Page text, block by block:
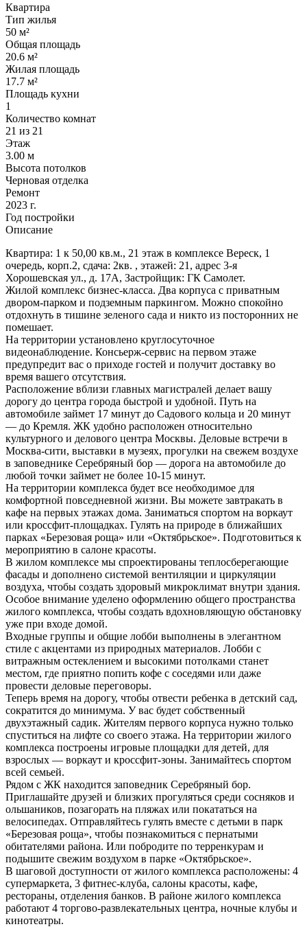
Квартира
Тип жилья
50 м²
Общая площадь
20.6 м²
Жилая площадь
17.7 м²
Площадь кухни
1
Количество комнат
21 из 21
Этаж
3.00 м
Высота потолков
Черновая отделка
Ремонт
2023 г.
Год постройки
Описание
Квартира: 1 к 50,00 кв.м., 21 этаж в комплексе Вереск, 1
очередь, корп.2, сдача: 2кв. , этажей: 21, адрес 3-я
Хорошевская ул., д. 17А, Застройщик: ГК Самолет.
Жилой комплекс бизнес-класса. Два корпуса с приватным
двором-парком и подземным паркингом. Можно спокойно
отдохнуть в тишине зеленого сада и никто из посторонних не
помешает.
На территории установлено круглосуточное
видеонаблюдение. Консьерж-сервис на первом этаже
предупредит вас о приходе гостей и получит доставку во
время вашего отсутствия.
Расположение вблизи главных магистралей делает вашу
дорогу до центра города быстрой и удобной. Путь на
автомобиле займет 17 минут до Садового кольца и 20 минут
— до Кремля. ЖК удобно расположен относительно
культурного и делового центра Москвы. Деловые встречи в
Москва-сити, выставки в музеях, прогулки на свежем воздухе
в заповеднике Серебряный бор — дорога на автомобиле до
любой точки займет не более 10-15 минут.
На территории комплекса будет все необходимое для
комфортной повседневной жизни. Вы можете завтракать в
кафе на первых этажах дома. Заниматься спортом на воркаут
или кроссфит-площадках. Гулять на природе в ближайших
парках «Березовая роща» или «Октябрьское». Подготовиться к
мероприятию в салоне красоты.
В жилом комплексе мы спроектированы теплосберегающие
фасады и дополнено системой вентиляции и циркуляции
воздуха, чтобы создать здоровый микроклимат внутри здания.
Особое внимание уделено оформлению общего пространства
жилого комплекса, чтобы создать вдохновляющую обстановку
уже при входе домой.
Входные группы и общие лобби выполнены в элегантном
стиле с акцентами из природных материалов. Лобби с
витражным остеклением и высокими потолками станет
местом, где приятно попить кофе с соседями или даже
провести деловые переговоры.
Теперь время на дорогу, чтобы отвести ребенка в детский сад,
сократится до минимума. У вас будет собственный
двухэтажный садик. Жителям первого корпуса нужно только
спуститься на лифте со своего этажа. На территории жилого
комплекса построены игровые площадки для детей, для
взрослых — воркаут и кроссфит-зоны. Занимайтесь спортом
всей семьей.
Рядом с ЖК находится заповедник Серебряный бор.
Приглашайте друзей и близких прогуляться среди сосняков и
ольшаников, позагорать на пляжах или покататься на
велосипедах. Отправляйтесь гулять вместе с детьми в парк
«Березовая роща», чтобы познакомиться с пернатыми
обитателями района. Или побродите по терренкурам и
подышите свежим воздухом в парке «Октябрьское».
В шаговой доступности от жилого комплекса расположены: 4
супермаркета, 3 фитнес-клуба, салоны красоты, кафе,
рестораны, отделения банков. В районе жилого комплекса
работают 4 торгово-развлекательных центра, ночные клубы и
кинотеатры.